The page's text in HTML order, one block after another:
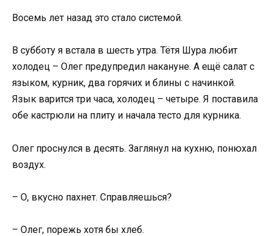
Восемь лет назад это стало системой.
В субботу я встала в шесть утра. Тётя Шура любит
холодец – Олег предупредил накануне. А ещё салат с
языком, курник, два горячих и блины с начинкой.
Язык варится три часа, холодец – четыре. Я поставила
обе кастрюли на плиту и начала тесто для курника.
Олег проснулся в десять. Заглянул на кухню, понюхал
воздух.
– О, вкусно пахнет. Справляешься?
– Олег, порежь хотя бы хлеб.